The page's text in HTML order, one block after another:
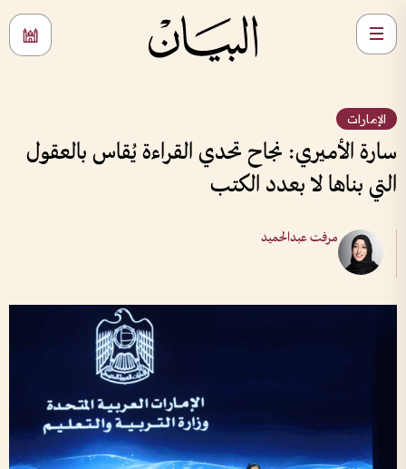
الإمارات
سارة الأميري: نجاح تحدي القراءة يُقاس بالعقول
التي بناها لا بعدد الكتب
مرفت عبدالحميد